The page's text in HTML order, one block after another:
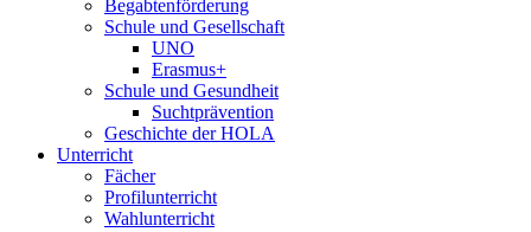
Begabtenförderung
Schule und Gesellschaft
UNO
Erasmus+
Schule und Gesundheit
Suchtprävention
Geschichte der HOLA
Unterricht
Fächer
Profilunterricht
Wahlunterricht